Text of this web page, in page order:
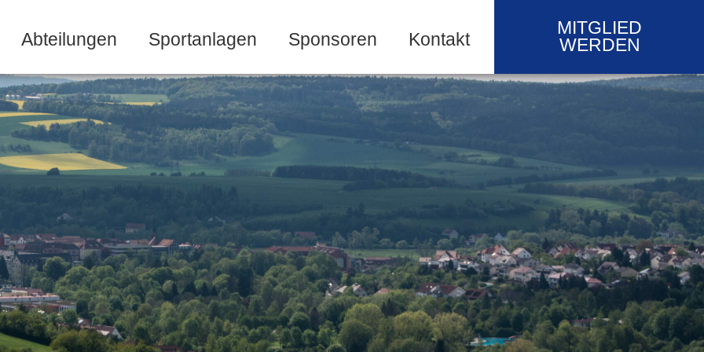
Abteilungen Sportanlagen Sponsoren Kontakt
MITGLIED
WERDEN